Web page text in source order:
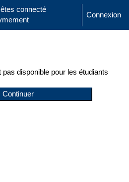
de recherche
connecté
Connexion
disponible pour les étudiants
Continuer